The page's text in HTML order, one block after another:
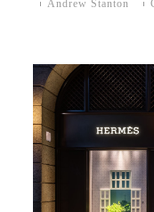
Andrew Stanton